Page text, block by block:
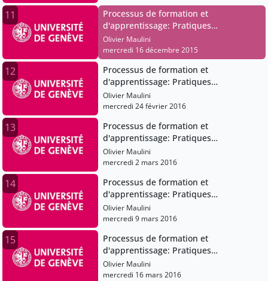
11
Processus de formation et
d'apprentissage: Pratiques
pédagogiques et institutions scolaires
Olivier Maulini
mercredi 16 décembre 2015
12
Processus de formation et
d'apprentissage: Pratiques
pédagogiques et institutions scolaires
Olivier Maulini
mercredi 24 février 2016
13
Processus de formation et
d'apprentissage: Pratiques
pédagogiques et institutions scolaires
Olivier Maulini
mercredi 2 mars 2016
14
Processus de formation et
d'apprentissage: Pratiques
pédagogiques et institutions scolaires
Olivier Maulini
mercredi 9 mars 2016
15
Processus de formation et
d'apprentissage: Pratiques
pédagogiques et institutions scolaires
Olivier Maulini
mercredi 16 mars 2016